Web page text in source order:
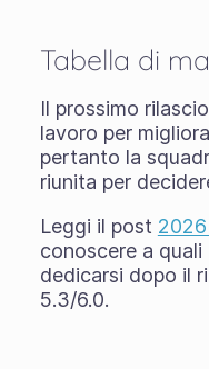
Tabella di
Il prossimo
lavoro per
pertanto la
riunita per
Leggi il post
conoscere a
dedicarsi dopo il
5.3/6.0.